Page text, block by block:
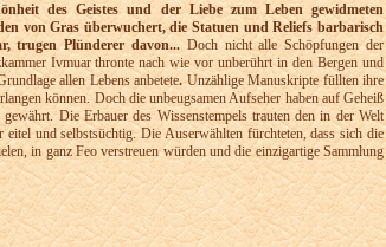
des Geistes und der Liebe zum Leben gewidmeten
von Gras überwuchert, die Statuen und Reliefs barbarisch
trugen Plünderer davon...Doch nicht alle Schöpfungen der
Ivmuar thronte nach wie vor unberührt in den Bergen und
allen Lebens anbetete.Unzählige Manuskripte füllten ihre
können. Doch die unbeugsamen Aufseher haben auf Geheiß
Die Erbauer des Wissenstempels trauten den in der Welt
und selbstsüchtig. Die Auserwählten fürchteten, dass sich die
in ganz Feo verstreuen würden und die einzigartige Sammlung